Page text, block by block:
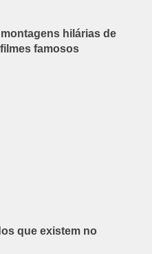
hilárias de
famosos
que existem no